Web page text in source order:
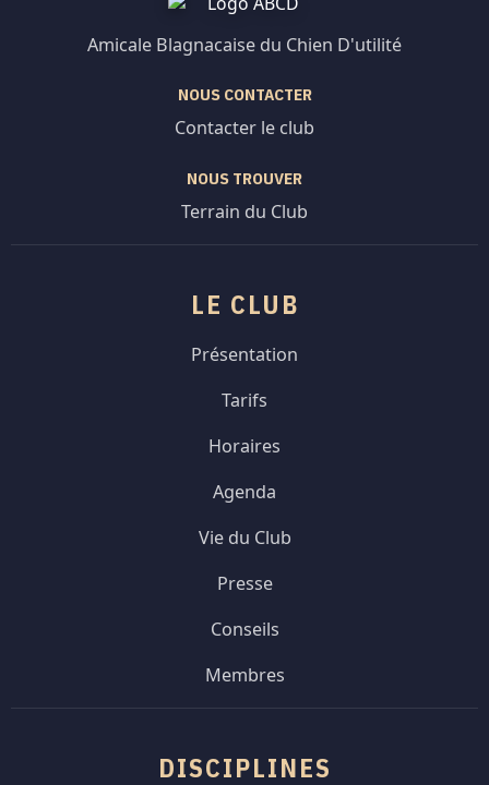
Amicale Blagnacaise du Chien D'utilité
NOUS CONTACTER
Contacter le club
NOUS TROUVER
Terrain du Club
LE CLUB
Présentation
Tarifs
Horaires
Agenda
Vie du Club
Presse
Conseils
Membres
DISCIPLINES